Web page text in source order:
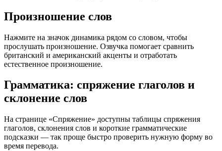
Произношение слов
Нажмите на значок динамика рядом со словом, чтобы
прослушать произношение. Озвучка помогает сравнить
британский и американский акценты и отработать
естественное произношение.
Грамматика: спряжение глаголов и
склонение слов
На странице «Спряжение» доступны таблицы спряжения
глаголов, склонения слов и короткие грамматические
подсказки — так проще быстро проверить нужную форму во
время перевода.